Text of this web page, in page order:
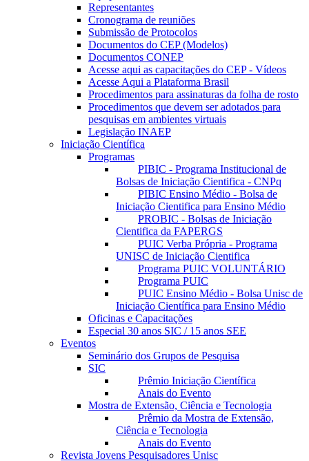
Representantes
Cronograma de reuniões
Submissão de Protocolos
Documentos do CEP (Modelos)
Documentos CONEP
Acesse aqui as capacitações do CEP - Vídeos
Acesse Aqui a Plataforma Brasil
Procedimentos para assinaturas da folha de rosto
Procedimentos que devem ser adotados para
pesquisas em ambientes virtuais
Legislação INAEP
Iniciação Científica
Programas
PIBIC - Programa Institucional de
Bolsas de Iniciação Cientifica - CNPq
PIBIC Ensino Médio - Bolsa de
Iniciação Cientifica para Ensino Médio
PROBIC - Bolsas de Iniciação
Cientifica da FAPERGS
PUIC Verba Própria - Programa
UNISC de Iniciação Cientifica
Programa PUIC VOLUNTÁRIO
Programa PUIC
PUIC Ensino Médio - Bolsa Unisc de
Iniciação Científica para Ensino Médio
Oficinas e Capacitações
Especial 30 anos SIC / 15 anos SEE
Eventos
Seminário dos Grupos de Pesquisa
SIC
Prêmio Iniciação Científica
Anais do Evento
Mostra de Extensão, Ciência e Tecnologia
Prêmio da Mostra de Extensão,
Ciência e Tecnologia
Anais do Evento
Revista Jovens Pesquisadores Unisc